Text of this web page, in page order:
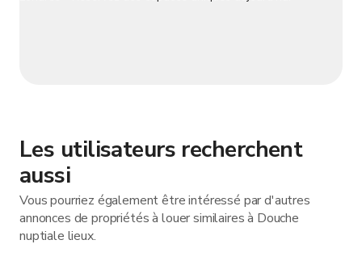
Les utilisateurs recherchent
aussi
Vous pourriez également être intéressé par d'autres
annonces de propriétés à louer similaires à Douche
nuptiale lieux.